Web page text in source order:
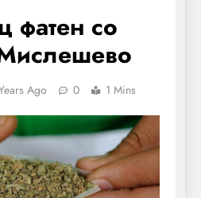
фатен со
Ago 0 1 Mins